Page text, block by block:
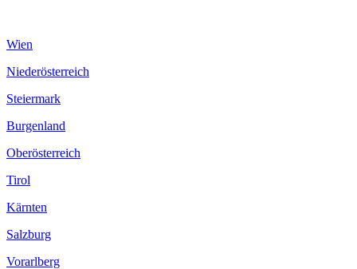
Wien
Niederösterreich
Steiermark
Burgenland
Oberösterreich
Tirol
Kärnten
Salzburg
Vorarlberg